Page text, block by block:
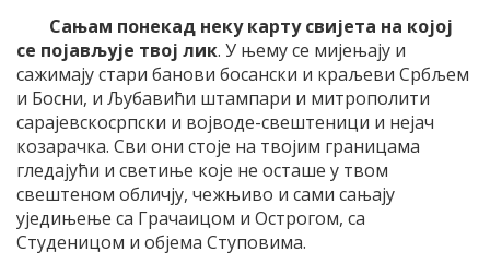
Сањам понекад неку карту свијета на којој
се појављује твој лик. У њему се мијењају и
сажимају стари банови босански и краљеви Србљем
и Босни, и Љубавићи штампари и митрополити
сарајевскосрпски и војводе-свештеници и нејач
козарачка. Сви они стоје на твојим границама
гледајући и светиње које не осташе у твом
свештеном обличју, чежњиво и сами сањају
уједињење са Грачаицом и Острогом, са
Студеницом и објема Ступовима.